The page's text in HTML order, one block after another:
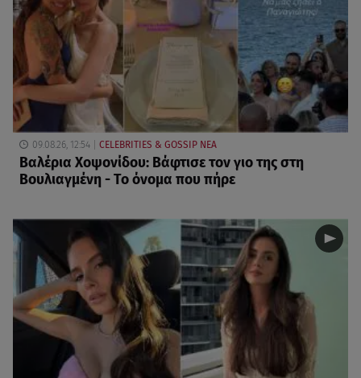
09.08.26, 12:54 CELEBRITIES & GOSSIP ΝΕΑ
Βαλέρια Χοψονίδου: Βάφτισε τον γιο της στη
Βουλιαγμένη - Το όνομα που πήρε